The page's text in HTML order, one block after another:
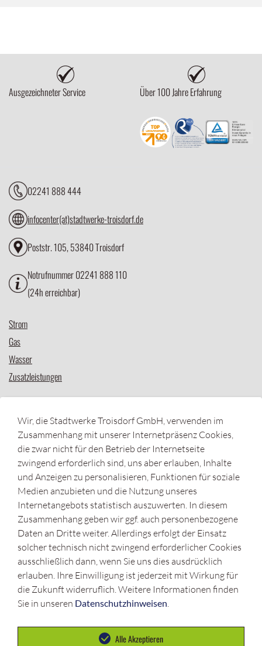
Ausgezeichneter Service Über 100 Jahre Erfahrung
02241 888 444
infocenter(at)stadtwerke-troisdorf.de
Poststr. 105, 53840 Troisdorf
Notrufnummer 02241 888 110
(24h erreichbar)
Strom
Gas
Wasser
Zusatzleistungen
Zählerstandserfassung
Unsere Ableser
Service
Kundenportal
Karriere
Netzbetreiber
Baustellen
Online-Netzplanauskunft
Veröffentlichungspflichten
Wir, die Stadtwerke Troisdorf GmbH, verwenden im
Zusammenhang mit unserer Internetpräsenz Cookies,
die zwar nicht für den Betrieb der Internetseite
zwingend erforderlich sind, uns aber erlauben, Inhalte
und Anzeigen zu personalisieren, Funktionen für soziale
Medien anzubieten und die Nutzung unseres
Internetangebots statistisch auszuwerten. In diesem
Zusammenhang geben wir ggf. auch personenbezogene
Daten an Dritte weiter. Allerdings erfolgt der Einsatz
solcher technisch nicht zwingend erforderlicher Cookies
ausschließlich dann, wenn Sie uns dies ausdrücklich
erlauben. Ihre Einwilligung ist jederzeit mit Wirkung für
die Zukunft widerruflich. Weitere Informationen finden
Sie in unseren Datenschutzhinweisen.
Alle Akzeptieren